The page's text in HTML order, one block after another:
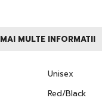
MAI MULTE INFORMATII
Unisex
Red/Black